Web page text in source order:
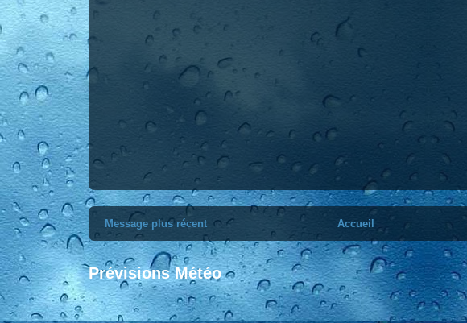
Message plus récent Accueil
Prévisions Météo